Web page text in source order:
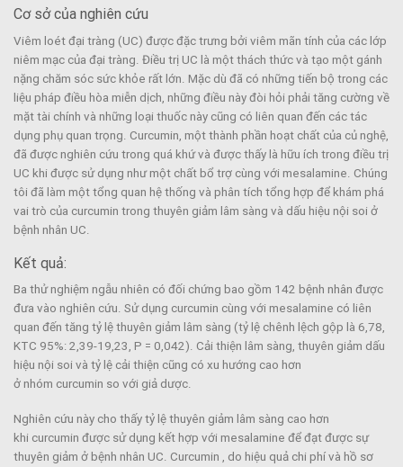
Cơ sở của nghiên cứu
Viêm loét đại tràng (UC) được đặc trưng bởi viêm mãn tính của các lớp
niêm mạc của đại tràng. Điều trị UC là một thách thức và tạo một gánh
nặng chăm sóc sức khỏe rất lớn. Mặc dù đã có những tiến bộ trong các
liệu pháp điều hòa miễn dịch, những điều này đòi hỏi phải tăng cường về
mặt tài chính và những loại thuốc này cũng có liên quan đến các tác
dụng phụ quan trọng. Curcumin, một thành phần hoạt chất của củ nghệ,
đã được nghiên cứu trong quá khứ và được thấy là hữu ích trong điều trị
UC khi được sử dụng như một chất bổ trợ cùng với mesalamine. Chúng
tôi đã làm một tổng quan hệ thống và phân tích tổng hợp để khám phá
vai trò của curcumin trong thuyên giảm lâm sàng và dấu hiệu nội soi ở
bệnh nhân UC.
Kết quả:
Ba thử nghiệm ngẫu nhiên có đối chứng bao gồm 142 bệnh nhân được
đưa vào nghiên cứu. Sử dụng curcumin cùng với mesalamine có liên
quan đến tăng tỷ lệ thuyên giảm lâm sàng (tỷ lệ chênh lệch gộp là 6,78,
KTC 95%: 2,39-19,23, P = 0,042). Cải thiện lâm sàng, thuyên giảm dấu
hiệu nội soi và tỷ lệ cải thiện cũng có xu hướng cao hơn
ở nhóm curcumin so với giả dược.
Nghiên cứu này cho thấy tỷ lệ thuyên giảm lâm sàng cao hơn
khi curcumin được sử dụng kết hợp với mesalamine để đạt được sự
thuyên giảm ở bệnh nhân UC. Curcumin , do hiệu quả chi phí và hồ sơ